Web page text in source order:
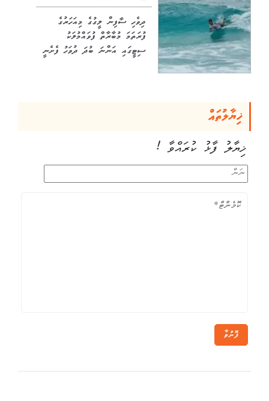
ދިވެހި ސާފިން ލީގުގެ މިއަހަރުގެ
ފުރަތަމަ މުބާރާތް ފުވައްމުލަކު
ސިޓީގައި އަންނަ ބުދަ ދުވަހު ފެށެނީ
ޚިޔާލުތައް
ޚިޔާލު ފާޅު ކުރައްވާ !
ފޮނުވާ